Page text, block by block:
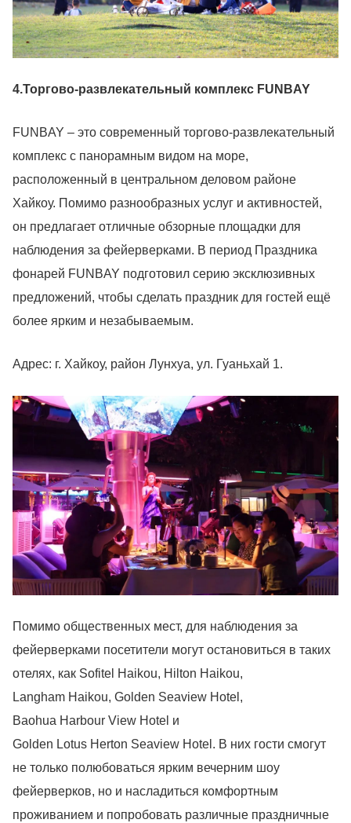
4.Торгово-развлекательный комплекс FUNBAY
FUNBAY – это современный торгово-развлекательный
комплекс с панорамным видом на море,
расположенный в центральном деловом районе
Хайкоу. Помимо разнообразных услуг и активностей,
он предлагает отличные обзорные площадки для
наблюдения за фейерверками. В период Праздника
фонарей FUNBAY подготовил серию эксклюзивных
предложений, чтобы сделать праздник для гостей ещё
более ярким и незабываемым.
Адрес: г. Хайкоу, район Лунхуа, ул. Гуаньхай 1.
Помимо общественных мест, для наблюдения за
фейерверками посетители могут остановиться в таких
отелях, как Sofitel Haikou, Hilton Haikou,
Langham Haikou, Golden Seaview Hotel,
Baohua Harbour View Hotel и
Golden Lotus Herton Seaview Hotel. В них гости смогут
не только полюбоваться ярким вечерним шоу
фейерверков, но и насладиться комфортным
проживанием и попробовать различные праздничные